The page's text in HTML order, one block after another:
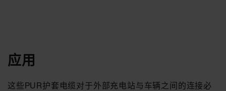
应用
这些PUR护套电缆对于外部充电站与车辆之间的连接必